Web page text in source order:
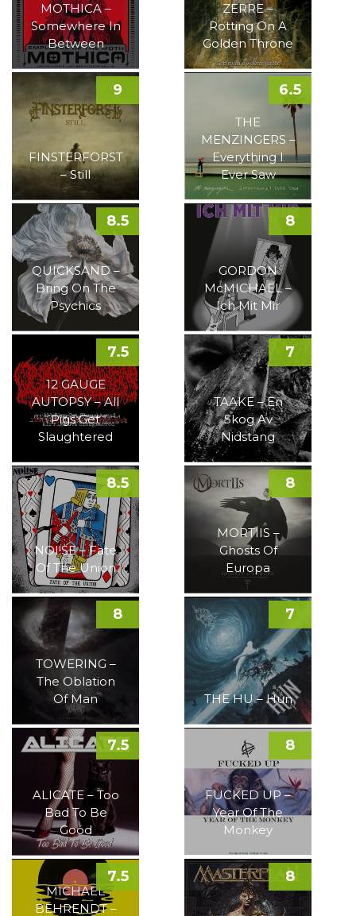
MOTHICA –
Somewhere In
Between
ZERRE –
Rotting On A
Golden Throne
FINSTERFORST
– Still
9
THE
MENZINGERS –
Everything I
Ever Saw
6.5
QUICKSAND –
Bring On The
Psychics
8.5
GORDON
McMICHAEL –
Ich Mit Mir
8
12 GAUGE
AUTOPSY – All
Pigs Get
Slaughtered
7.5
TAAKE – En
Skog Av
Nidstang
7
NOI!SE – Fate
Of The Union
8.5
MORTIIS –
Ghosts Of
Europa
8
TOWERING –
The Oblation
Of Man
8
THE HU – Hun
7
ALICATE – Too
Bad To Be
Good
7.5
FUCKED UP –
Year Of The
Monkey
8
MICHAEL
BEHRENDT –
7.5 8